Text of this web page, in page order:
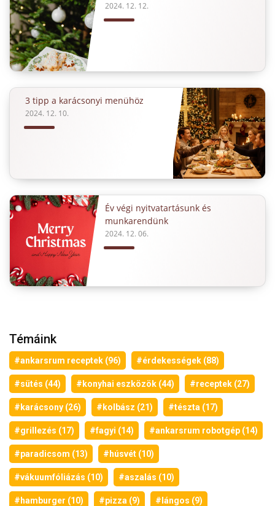
2024. 12. 12.
3 tipp a karácsonyi menühöz
2024. 12. 10.
Év végi nyitvatartásunk és
munkarendünk
2024. 12. 06.
Témáink
#ankarsrum receptek (96) #érdekességek (88)
#sütés (44) #konyhai eszközök (44) #receptek (27)
#karácsony (26) #kolbász (21) #tészta (17)
#grillezés (17) #fagyi (14) #ankarsrum robotgép (14)
#paradicsom (13) #húsvét (10)
#vákuumfóliázás (10) #aszalás (10)
#hamburger (10) #pizza (9) #lángos (9)